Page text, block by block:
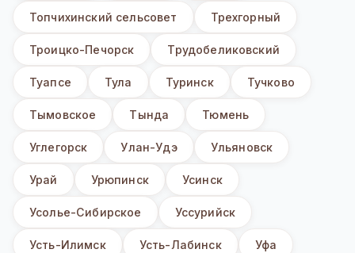
Топчихинский сельсовет Трехгорный
Троицко-Печорск Трудобеликовский
Туапсе Тула Туринск Тучково
Тымовское Тында Тюмень
Углегорск Улан-Удэ Ульяновск
Урай Урюпинск Усинск
Усолье-Сибирское Уссурийск
Усть-Илимск Усть-Лабинск Уфа